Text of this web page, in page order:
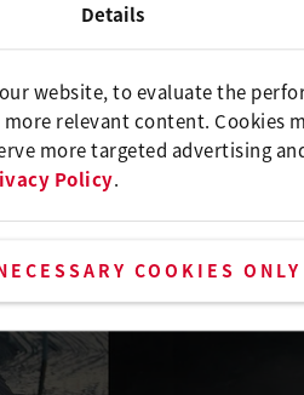
Details
website, to evaluate the
relevant content. Cookies
more targeted advertising
Policy.
COOKIES ONLY